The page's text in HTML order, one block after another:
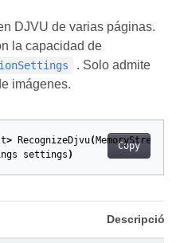
DJVU de varias páginas.
la capacidad de
. Solo admite
imágenes.
Copy
> RecognizeDjvu( MemoryStream
settings )
Descripción